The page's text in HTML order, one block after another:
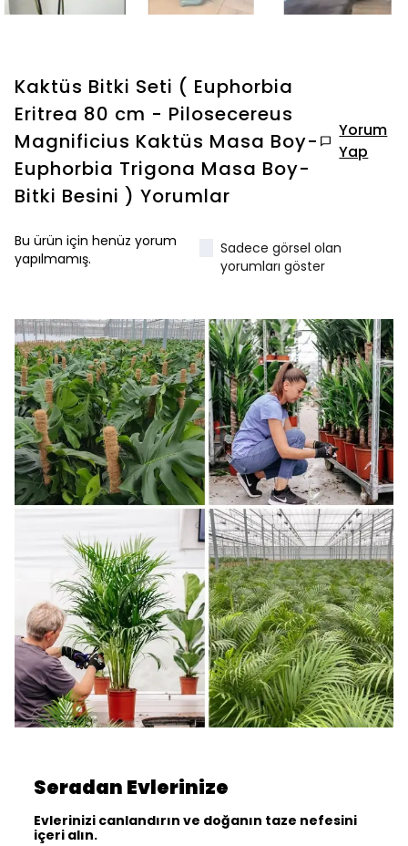
Kaktüs Bitki Seti ( Euphorbia
Eritrea 80 cm - Pilosecereus
Magnificius Kaktüs Masa Boy-
Euphorbia Trigona Masa Boy-
Bitki Besini ) Yorumlar
Yorum
Yap
Bu ürün için henüz yorum
yapılmamış.
Sadece görsel olan
yorumları göster
Seradan Evlerinize
Evlerinizi canlandırın ve doğanın taze nefesini
içeri alın.